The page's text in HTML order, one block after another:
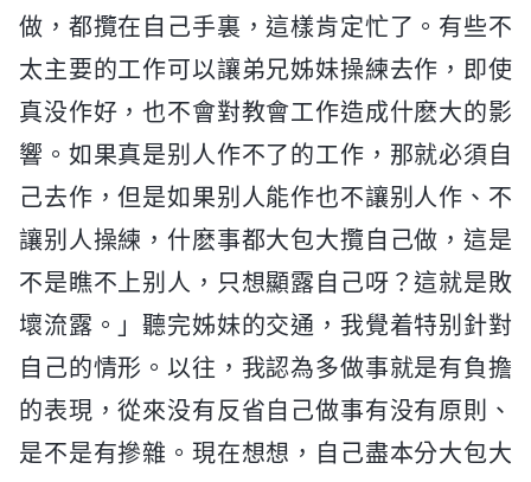
做，都攬在自己手裏，這樣肯定忙了。有些不
太主要的工作可以讓弟兄姊妹操練去作，即使
真没作好，也不會對教會工作造成什麽大的影
響。如果真是别人作不了的工作，那就必須自
己去作，但是如果别人能作也不讓别人作、不
讓别人操練，什麽事都大包大攬自己做，這是
不是瞧不上别人，只想顯露自己呀？這就是敗
壞流露。」聽完姊妹的交通，我覺着特别針對
自己的情形。以往，我認為多做事就是有負擔
的表現，從來没有反省自己做事有没有原則、
是不是有摻雜。現在想想，自己盡本分大包大